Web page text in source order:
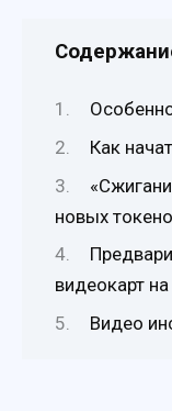
Как
новых
видеокарт
Видео